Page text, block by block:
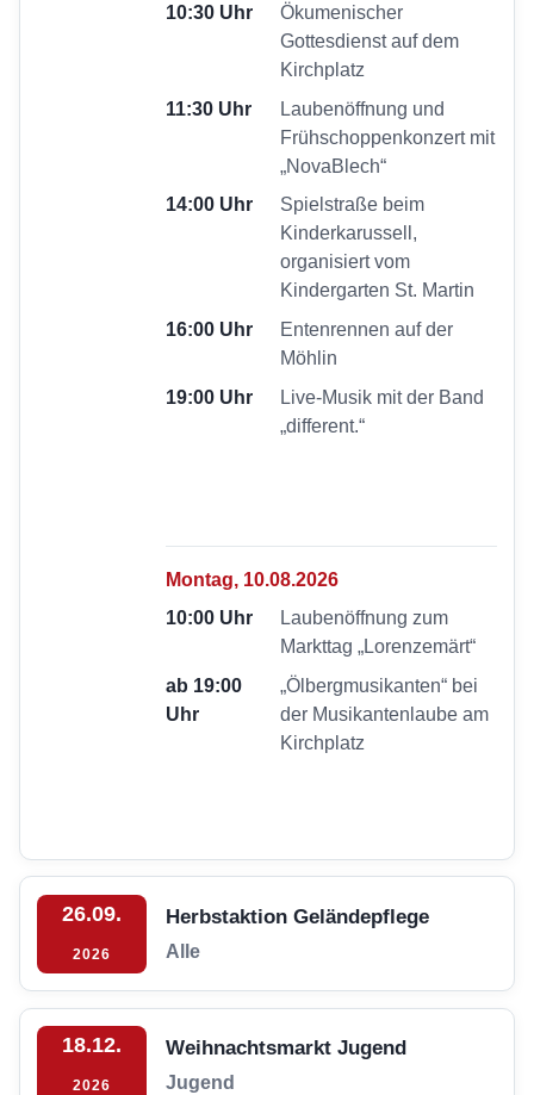
10:30 Uhr
Ökumenischer
Gottesdienst auf dem
Kirchplatz
11:30 Uhr
Laubenöffnung und
Frühschoppenkonzert mit
„NovaBlech“
14:00 Uhr
Spielstraße beim
Kinderkarussell,
organisiert vom
Kindergarten St. Martin
16:00 Uhr
Entenrennen auf der
Möhlin
19:00 Uhr
Live-Musik mit der Band
„different.“
Montag, 10.08.2026
10:00 Uhr
Laubenöffnung zum
Markttag „Lorenzemärt“
ab 19:00
Uhr
„Ölbergmusikanten“ bei
der Musikantenlaube am
Kirchplatz
26.09.
2026
Herbstaktion Geländepflege
Alle
18.12.
2026
Weihnachtsmarkt Jugend
Jugend